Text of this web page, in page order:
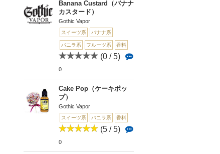
Banana Custard（バナナ
カスタード）
Gothic Vapor
スイーツ系 バナナ系
バニラ系 フルーツ系 香料
(0 / 5)
0
Cake Pop（ケーキポッ
プ）
Gothic Vapor
スイーツ系 バニラ系 香料
(5 / 5)
0